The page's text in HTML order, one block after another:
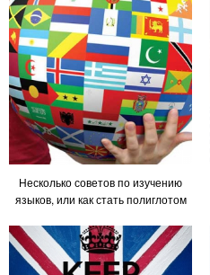
Несколько советов по изучению
языков, или как стать полиглотом